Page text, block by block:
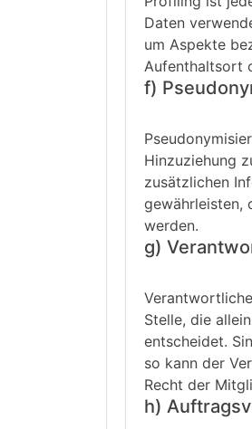
Daten
um Aspekte
Aufenthaltsort
f)
Hinzuziehung
zusätzlichen
gewährleisten,
werden.
g)
Stelle, die
entscheidet.
so kann der
Recht der
h)